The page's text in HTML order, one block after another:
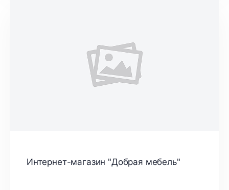
Интернет-магазин "Добрая мебель"